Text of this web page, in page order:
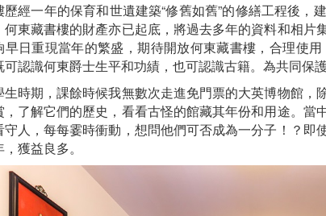
歷經一年的保育和世遺建築“修舊如舊”的修繕工程後
何東藏書樓的財產亦已起底，將過去多年的資料和相
早日重現當年的繁盛，期待開放何東藏書樓，合理使
可認識何東爵士生平和功績，也可認識古籍。為共同保
生時期，課餘時候我無數次走進免門票的大英博物館
，了解它們的歷史，看看古怪的館藏其年份和用途。
守人，每每霎時衝動，想問他們可否成為一分子！？
獲益良多。